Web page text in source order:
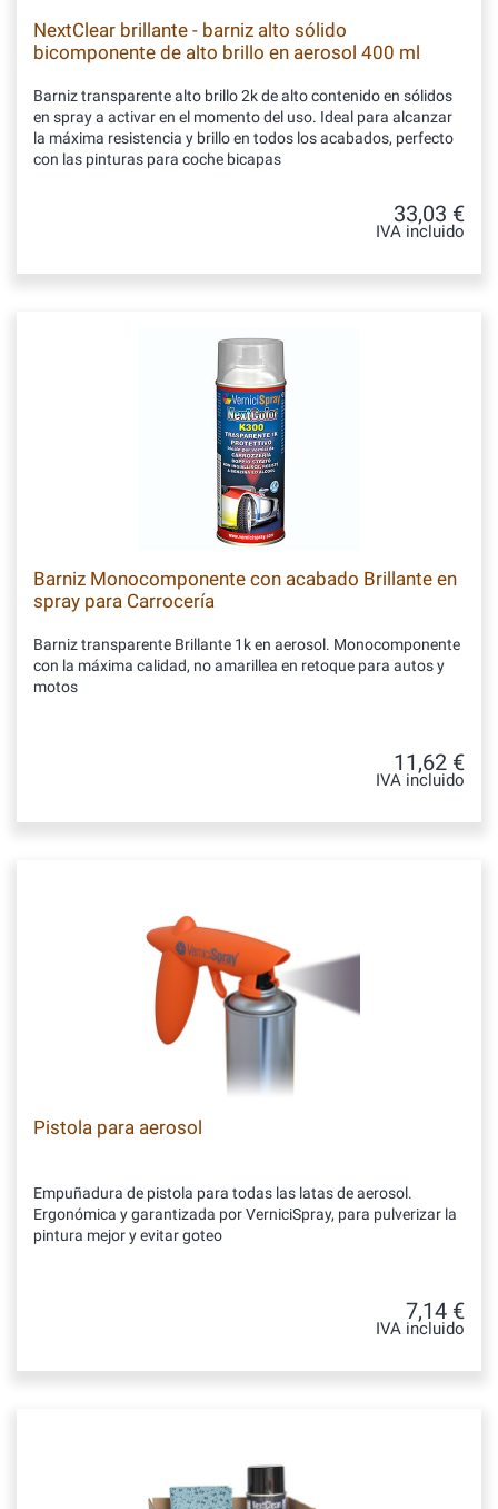
NextClear brillante - barniz alto sólido
bicomponente de alto brillo en aerosol 400 ml
Barniz transparente alto brillo 2k de alto contenido en sólidos
en spray a activar en el momento del uso. Ideal para alcanzar
la máxima resistencia y brillo en todos los acabados, perfecto
con las pinturas para coche bicapas
33,03 €
IVA incluido
Barniz Monocomponente con acabado Brillante en
spray para Carrocería
Barniz transparente Brillante 1k en aerosol. Monocomponente
con la máxima calidad, no amarillea en retoque para autos y
motos
11,62 €
IVA incluido
Pistola para aerosol
Empuñadura de pistola para todas las latas de aerosol.
Ergonómica y garantizada por VerniciSpray, para pulverizar la
pintura mejor y evitar goteo
7,14 €
IVA incluido